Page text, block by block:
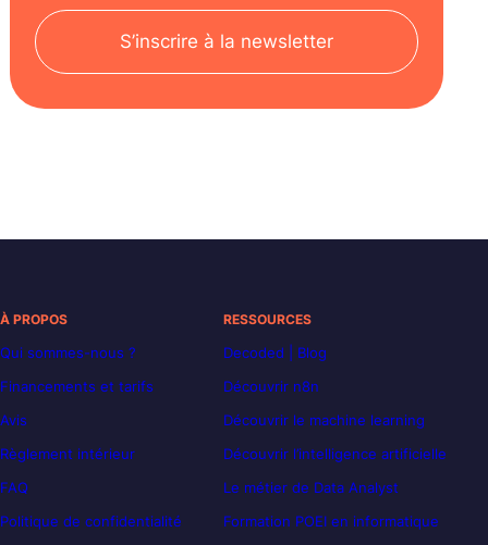
S’inscrire à la newsletter
À PROPOS
Qui sommes-nous ?
Financements et tarifs
Avis
Règlement intérieur
FAQ
Politique de confidentialité
RESSOURCES
Decoded | Blog
Découvrir n8n
Découvrir le machine learning
Découvrir l’intelligence artificielle
Le métier de Data Analyst
Formation POEI en informatique